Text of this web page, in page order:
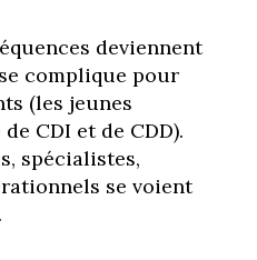
deviennent
complique pour
(les jeunes
CDI et de CDD).
spécialistes,
se voient